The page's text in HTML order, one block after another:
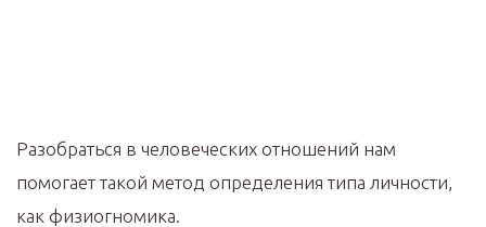
Разобраться в человеческих отношений нам
помогает такой метод определения типа личности,
как физиогномика.